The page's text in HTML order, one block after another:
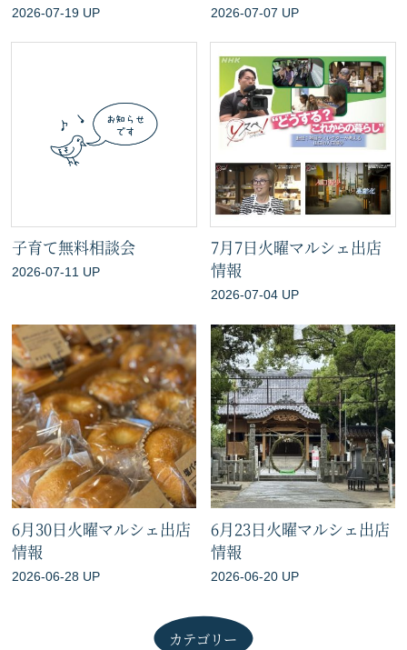
2026-07-19 UP 2026-07-07 UP
子育て無料相談会
2026-07-11 UP
7月7日火曜マルシェ出店
情報
2026-07-04 UP
6月30日火曜マルシェ出店
情報
2026-06-28 UP
6月23日火曜マルシェ出店
情報
2026-06-20 UP
カテゴリー